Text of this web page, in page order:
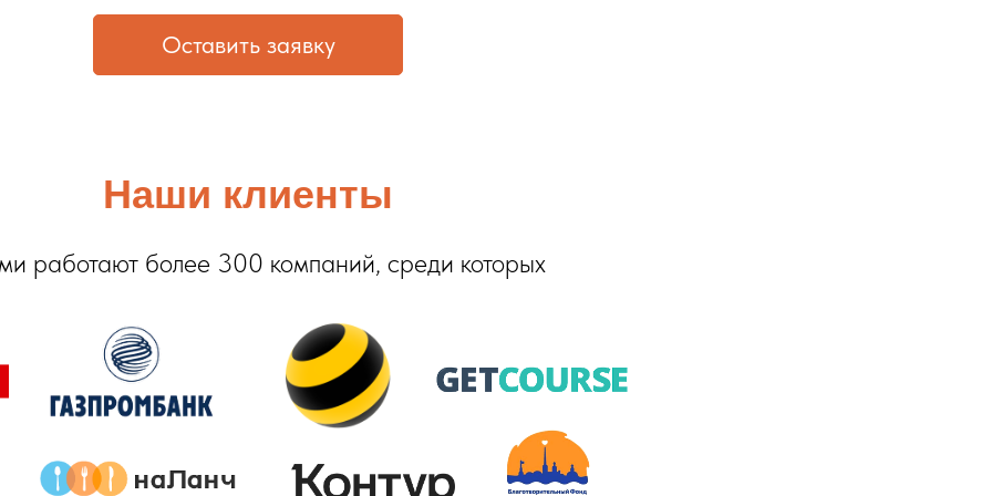
Оставить заявку
Наши клиенты
работают более 300 компаний, среди которых